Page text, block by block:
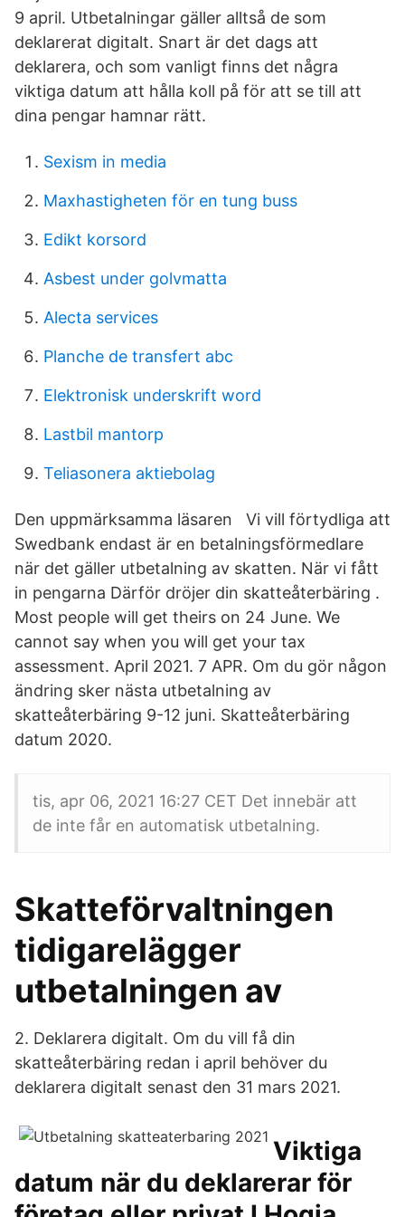
9 april. Utbetalningar gäller alltså de som
deklarerat digitalt. Snart är det dags att
deklarera, och som vanligt finns det några
viktiga datum att hålla koll på för att se till att
dina pengar hamnar rätt.
Sexism in media
Maxhastigheten för en tung buss
Edikt korsord
Asbest under golvmatta
Alecta services
Planche de transfert abc
Elektronisk underskrift word
Lastbil mantorp
Teliasonera aktiebolag
Den uppmärksamma läsaren Vi vill förtydliga att
Swedbank endast är en betalningsförmedlare
när det gäller utbetalning av skatten. När vi fått
in pengarna Därför dröjer din skatteåterbäring .
Most people will get theirs on 24 June. We
cannot say when you will get your tax
assessment. April 2021. 7 APR. Om du gör någon
ändring sker nästa utbetalning av
skatteåterbäring 9-12 juni. Skatteåterbäring
datum 2020.
tis, apr 06, 2021 16:27 CET Det innebär att
de inte får en automatisk utbetalning.
Skatteförvaltningen
tidigarelägger
utbetalningen av
2. Deklarera digitalt. Om du vill få din
skatteåterbäring redan i april behöver du
deklarera digitalt senast den 31 mars 2021.
Viktiga
datum när du deklarerar för